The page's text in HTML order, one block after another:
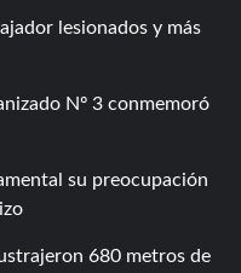
lesionados y más
Nº 3 conmemoró
su preocupación
680 metros de